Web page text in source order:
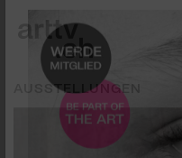
AUSSTELLUNGEN